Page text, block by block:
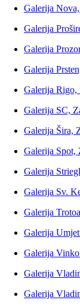
Galerija
Galerija
Galerija
Galerija
Galerija Rigo,
Galerija SC,
Galerija Šira,
Galerija Spot,
Galerija
Galerija Sv.
Galerija
Galerija
Galerija
Galerija
Galerija